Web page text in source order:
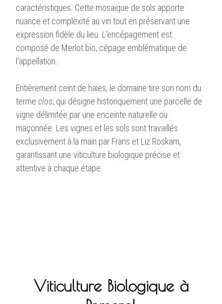
caractéristiques. Cette mosaïque de sols apporte
nuance et complexité au vin tout en préservant une
expression fidèle du lieu. L'encépagement est
composé de Merlot bio, cépage emblématique de
l'appellation.
Entièrement ceint de haies, le domaine tire son nom du
terme clos, qui désigne historiquement une parcelle de
vigne délimitée par une enceinte naturelle ou
maçonnée. Les vignes et les sols sont travaillés
exclusivement à la main par Frans et Liz Roskam,
garantissant une viticulture biologique précise et
attentive à chaque étape.
Viticulture Biologique à